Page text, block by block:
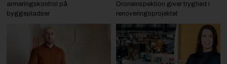
armeringskontrol på
byggepladser
Droneinspektion giver tryghed i
renoveringsprojektet